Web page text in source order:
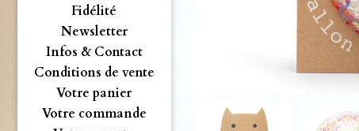
Fidélité
Newsletter
Infos & Contact
Conditions de vente
Votre panier
Votre commande